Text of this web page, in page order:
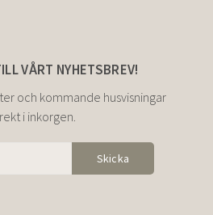
VÅRT NYHETSBREV!
och kommande husvisningar
i inkorgen.